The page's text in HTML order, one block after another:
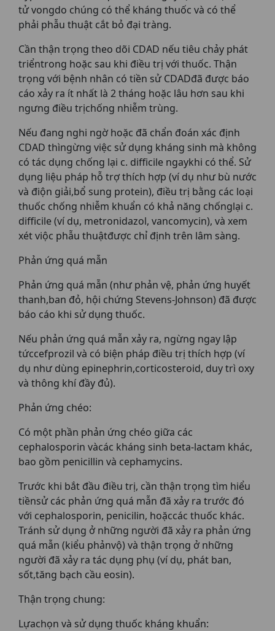
tử vongdo chúng có thể kháng thuốc và có thể
phải phẫu thuật cắt bỏ đại tràng.
Cần thận trọng theo dõi CDAD nếu tiêu chảy phát
triểntrong hoặc sau khi điều trị với thuốc. Thận
trọng với bệnh nhân có tiền sử CDADđã được báo
cáo xảy ra ít nhất là 2 tháng hoặc lâu hơn sau khi
ngưng điều trịchống nhiễm trùng.
Nếu đang nghi ngờ hoặc đã chẩn đoán xác định
CDAD thìngừng việc sử dụng kháng sinh mà không
có tác dụng chống lại c. difficile ngaykhi có thể. Sử
dụng liệu pháp hỗ trợ thích hợp (ví dụ như bù nước
và điộn giải,bổ sung protein), điều trị bằng các loại
thuốc chống nhiễm khuẩn có khả năng chốnglại c.
difficile (ví dụ, metronidazol, vancomycin), và xem
xét viộc phẫu thuậtđược chỉ định trên lâm sàng.
Phản ứng quá mẫn
Phản ứng quá mẫn (như phản vệ, phản ứng huyết
thanh,ban đỏ, hội chứng Stevens-Johnson) đã được
báo cáo khi sử dụng thuốc.
Nếu phản ứng quá mẫn xảy ra, ngừng ngay lập
tứccefprozil và có biện pháp điều trị thích hợp (ví
dụ như dùng epinephrin,corticosteroid, duy trì oxy
và thông khí đầy đủ).
Phản ứng chéo:
Có một phần phản ứng chéo giữa các
cephalosporin vàcác kháng sinh beta-lactam khác,
bao gồm penicillin và cephamycins.
Trước khi bắt đầu điều trị, cần thận trọng tìm hiểu
tiềnsử các phản ứng quá mẫn đã xảy ra trước đó
với cephalosporin, penicilin, hoặccác thuốc khác.
Tránh sử dụng ở những người đã xảy ra phản ứng
quá mẫn (kiểu phảnvộ) và thận trọng ở những
người đã xảy ra tác dụng phụ (ví dụ, phát ban,
sốt,tăng bạch cầu eosin).
Thận trọng chung:
Lựachọn và sử dụng thuốc kháng khuẩn: